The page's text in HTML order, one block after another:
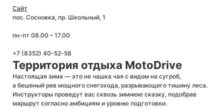
Сайт
пос. Сосновка, пр. Школьный, 1
пн-пт 08.00 – 17.00
+7 (8352) 40-52-58
Территория отдыха MotoDrive
Настоящая зима — это не чашка чая с видом на сугроб,
а бешеный рев мощного снегохода, разрывающего тишину леса.
Инструкторы проведут вас сквозь зимнюю сказку, подобрав
маршрут согласно амбициям и уровню подготовки.